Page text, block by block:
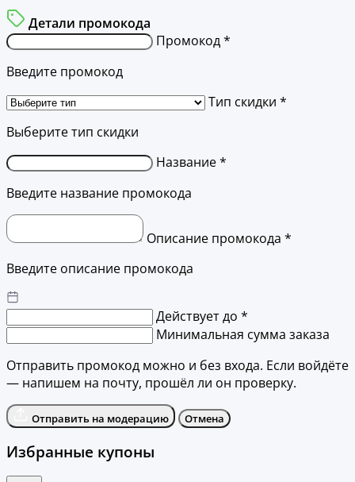
Детали промокода
Промокод *
Введите промокод
Тип скидки *
Выберите тип скидки
Название *
Введите название промокода
Описание промокода *
Введите описание промокода
Действует до *
Минимальная сумма заказа
Отправить промокод можно и без входа. Если войдёте
— напишем на почту, прошёл ли он проверку.
Отправить на модерацию Отмена
Избранные купоны